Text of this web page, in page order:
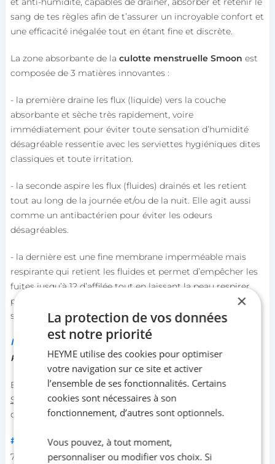
sang de tes règles afin de t’assurer un incroyable confort et
une efficacité inégalée tout en étant fine et discrète.
La zone absorbante de la culotte menstruelle Smoon est
composée de 3 matières innovantes :
- la première draine les flux (liquide) vers la couche
absorbante et sèche très rapidement, voire
immédiatement pour éviter toute sensation d’humidité
désagréable ressentie avec les serviettes hygiéniques dites
classiques et toute irritation.
- la seconde aspire les flux (fluides) drainés et les retient
tout au long de la journée et/ou de la nuit. Elle agit aussi
comme un antibactérien pour éviter les odeurs
désagréables.
- la dernière est une fine membrane imperméable mais
respirante qui retient les fluides et permet d’empêcher les
fuites jusqu’à 12 d’affilée tout en laissant la peau respirer
pour éviter l’effet de macération que l’on a avec une
serviette hygiénique.
Interview Smoon lingerie
Présentation :
Bonjour je m’appelle Mathilde et je suis la fondatrice de
Smoon
, une marque française de culottes menstruelles
créée il y a 5 ans.
#1 C’est quoi Smoon lingerie ?
75% des femmes ne sont pas satisfaites de leur protection
×
La protection de vos données
est notre priorité
HEYME utilise des cookies pour optimiser
votre navigation sur ce site et activer
l’ensemble de ses fonctionnalités. Certains
cookies sont nécessaires à son
fonctionnement, d’autres sont optionnels.
Vous pouvez, à tout moment,
personnaliser ou modifier vos choix. Si